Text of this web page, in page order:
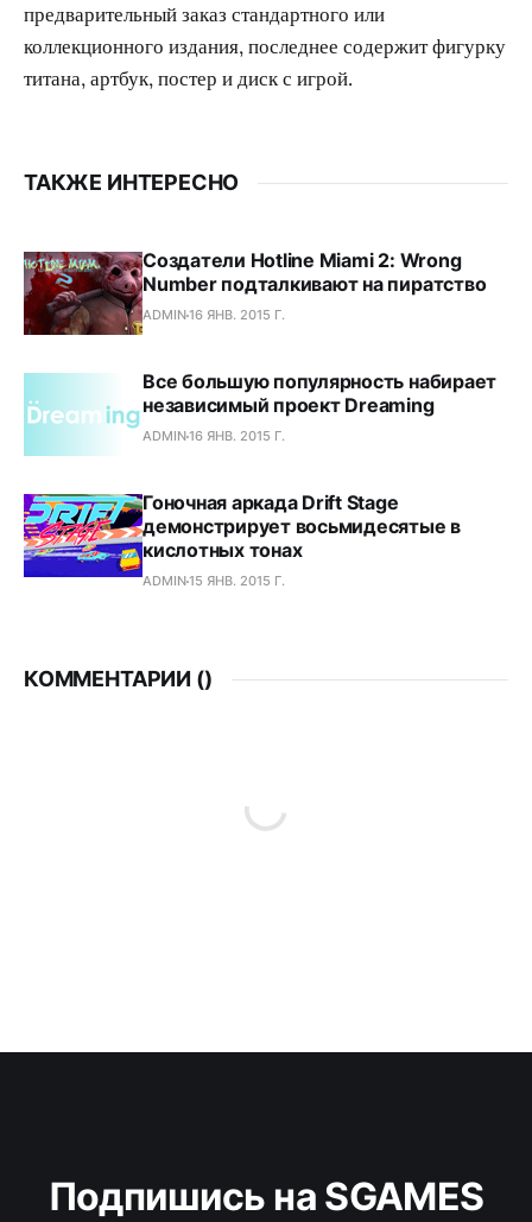
предварительный заказ стандартного или
коллекционного издания, последнее содержит фигурку
титана, артбук, постер и диск с игрой.
ТАКЖЕ ИНТЕРЕСНО
Создатели Hotline Miami 2: Wrong
Number подталкивают на пиратство
ADMIN16 ЯНВ. 2015 Г.
Все большую популярность набирает
независимый проект Dreaming
ADMIN16 ЯНВ. 2015 Г.
Гоночная аркада Drift Stage
демонстрирует восьмидесятые в
кислотных тонах
ADMIN15 ЯНВ. 2015 Г.
КОММЕНТАРИИ ()
Подпишись на SGAMES